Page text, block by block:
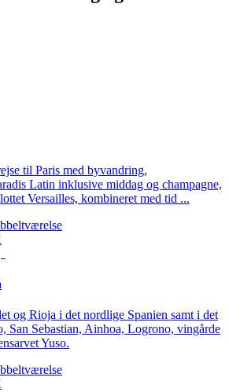
til Paris med byvandring,
Latin inklusive middag og champagne,
Versailles, kombineret med tid ...
og Rioja i det nordlige Spanien samt i det
San Sebastian, Ainhoa, Logrono, vingårde
Yuso.